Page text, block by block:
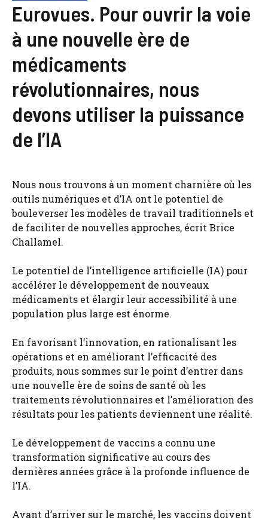
Eurovues. Pour ouvrir la voie
à une nouvelle ère de
médicaments
révolutionnaires, nous
devons utiliser la puissance
de l’IA
Nous nous trouvons à un moment charnière où les
outils numériques et d’IA ont le potentiel de
bouleverser les modèles de travail traditionnels et
de faciliter de nouvelles approches, écrit Brice
Challamel.
Le potentiel de l’intelligence artificielle (IA) pour
accélérer le développement de nouveaux
médicaments et élargir leur accessibilité à une
population plus large est énorme.
En favorisant l’innovation, en rationalisant les
opérations et en améliorant l’efficacité des
produits, nous sommes sur le point d’entrer dans
une nouvelle ère de soins de santé où les
traitements révolutionnaires et l’amélioration des
résultats pour les patients deviennent une réalité.
Le développement de vaccins a connu une
transformation significative au cours des
dernières années grâce à la profonde influence de
l’IA.
Avant d’arriver sur le marché, les vaccins doivent